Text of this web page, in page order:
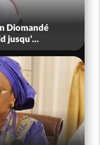
Diomandé
jusqu'...